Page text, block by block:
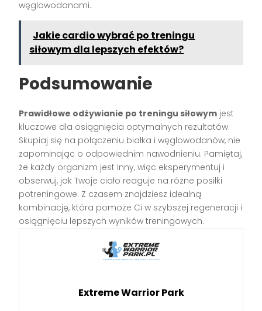
węglowodanami.
Jakie cardio wybrać po treningu
siłowym dla lepszych efektów?
Podsumowanie
Prawidłowe odżywianie po treningu siłowym jest
kluczowe dla osiągnięcia optymalnych rezultatów.
Skupiaj się na połączeniu białka i węglowodanów, nie
zapominając o odpowiednim nawodnieniu. Pamiętaj,
że każdy organizm jest inny, więc eksperymentuj i
obserwuj, jak Twoje ciało reaguje na różne posiłki
potreningowe. Z czasem znajdziesz idealną
kombinację, która pomoże Ci w szybszej regeneracji i
osiągnięciu lepszych wyników treningowych.
Extreme Warrior Park